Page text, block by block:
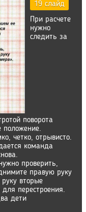
19 слайд
При расчете
нужно
следить за
поворота
положение.
четко, отрывисто.
команда
проверить,
правую руку
вторые
перестроения.
дети